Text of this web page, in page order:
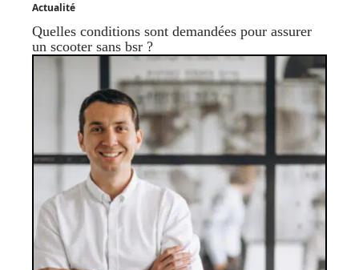
Actualité
Quelles conditions sont demandées pour assurer
un scooter sans bsr ?